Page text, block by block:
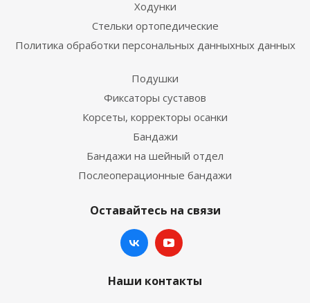
Ходунки
Стельки ортопедические
Политика обработки персональных данныхных данных
Подушки
Фиксаторы суставов
Корсеты, корректоры осанки
Бандажи
Бандажи на шейный отдел
Послеоперационные бандажи
Оставайтесь на связи
Наши контакты